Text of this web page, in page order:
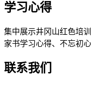
学习心得
集中展示井冈山红色培
家书学习心得、不忘初
联系我们